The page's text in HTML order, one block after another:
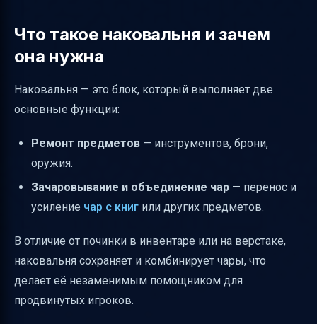
Практические советы для новичков
Итоговая таблица: что нужно для крафта и
Полезные ссылки
Что такое наковальня и зачем
она нужна
Наковальня — это блок, который выполняет две
основные функции:
Ремонт предметов — инструментов, брони,
оружия.
Зачаровывание и объединение чар — перенос и
усиление чар с книг или других предметов.
В отличие от починки в инвентаре или на верстаке,
наковальня сохраняет и комбинирует чары, что
делает её незаменимым помощником для
продвинутых игроков.